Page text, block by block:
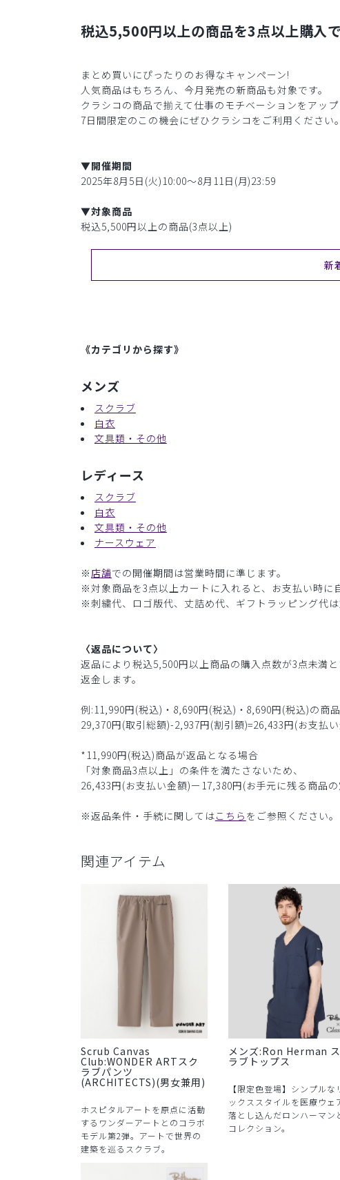
税込5,500円以上の商品を3点以上購入
まとめ買いにぴったりのお得なキャンペーン!
人気商品はもちろん、今月発売の新商品も対象です。
クラシコの商品で揃えて仕事のモチベーションをアッ
7日間限定のこの機会にぜひクラシコをご利用ください。
▼開催期間
2025年8月5日(火)10:00〜8月11日(月)23:59
▼対象商品
税込5,500円以上の商品(3点以上)
新
《カテゴリから探す》
メンズ
スクラブ
白衣
文具類・その他
レディース
スクラブ
白衣
文具類・その他
ナースウェア
※店舗での開催期間は営業時間に準じます。
※対象商品を3点以上カートに入れると、お支払い時に
※刺繍代、ロゴ版代、丈詰め代、ギフトラッピング代は
〈返品について〉
返品により税込5,500円以上商品の購入点数が3点未満
返金します。
例:11,990円(税込)・8,690円(税込)・8,690円(税込)の商
29,370円(取引総額)-2,937円(割引額)=26,433円(お支払
*11,990円(税込)商品が返品となる場合
「対象商品3点以上」の条件を満たさないため、
26,433円(お支払い金額)ー17,380円(お手元に残る商品
※返品条件・手続に関してはこちら をご参照ください。
関連アイテム
Scrub Canvas
Club:WONDER ARTスク
ラブパンツ
(ARCHITECTS)(男女兼用)
ホスピタルアートを原点に活動
するワンダーアートとのコラボ
モデル第2弾。アートで世界の
建築を巡るスクラブ。
メンズ:Ron Herman
ラブトップス
【限定色登場】シンプルな
ックススタイルを医療ウェ
落とし込んだロンハーマン
コレクション。